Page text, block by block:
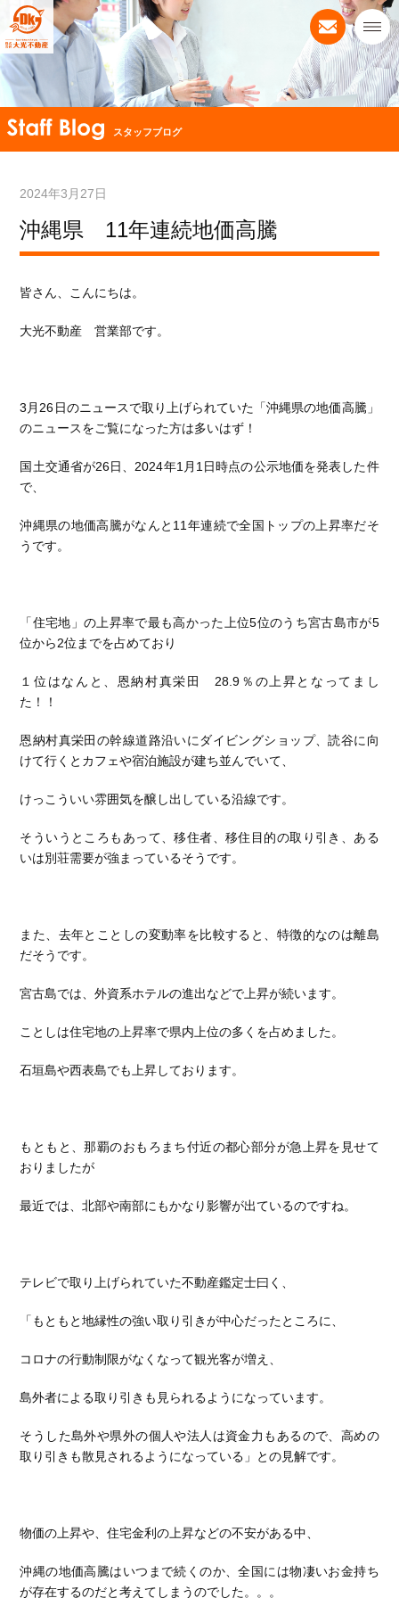
スタッフブログ
2024年3月27日
沖縄県 11年連続地価高騰
皆さん、こんにちは。
大光不動産 営業部です。
3月26日のニュースで取り上げられていた「沖縄県の地価高騰」
のニュースをご覧になった方は多いはず！
国土交通省が26日、2024年1月1日時点の公示地価を発表した件
で、
沖縄県の地価高騰がなんと11年連続で全国トップの上昇率だそ
うです。
「住宅地」の上昇率で最も高かった上位5位のうち宮古島市が5
位から2位までを占めており
１位はなんと、恩納村真栄田 28.9％の上昇となってまし
た！！
恩納村真栄田の幹線道路沿いにダイビングショップ、読谷に向
けて行くとカフェや宿泊施設が建ち並んでいて、
けっこういい雰囲気を醸し出している沿線です。
そういうところもあって、移住者、移住目的の取り引き、ある
いは別荘需要が強まっているそうです。
また、去年とことしの変動率を比較すると、特徴的なのは離島
だそうです。
宮古島では、外資系ホテルの進出などで上昇が続います。
ことしは住宅地の上昇率で県内上位の多くを占めました。
石垣島や西表島でも上昇しております。
もともと、那覇のおもろまち付近の都心部分が急上昇を見せて
おりましたが
最近では、北部や南部にもかなり影響が出ているのですね。
テレビで取り上げられていた不動産鑑定士曰く、
「もともと地縁性の強い取り引きが中心だったところに、
コロナの行動制限がなくなって観光客が増え、
島外者による取り引きも見られるようになっています。
そうした島外や県外の個人や法人は資金力もあるので、高めの
取り引きも散見されるようになっている」との見解です。
物価の上昇や、住宅金利の上昇などの不安がある中、
沖縄の地価高騰はいつまで続くのか、全国には物凄いお金持ち
が存在するのだと考えてしまうのでした。。。